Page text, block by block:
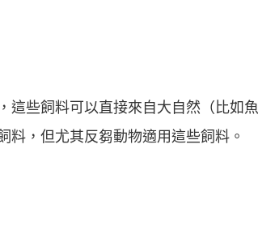
這些飼料可以直接來自大自然（比如
料，但尤其反芻動物適用這些飼料。